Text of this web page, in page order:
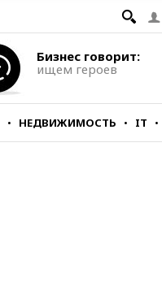
Бизнес говорит:
ищем героев
НЕДВИЖИМОСТЬ IT